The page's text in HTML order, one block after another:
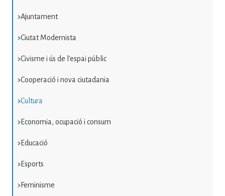
Ajuntament
Ciutat Modernista
Civisme i ús de l'espai públic
Cooperació i nova ciutadania
Cultura
Economia, ocupació i consum
Educació
Esports
Feminisme